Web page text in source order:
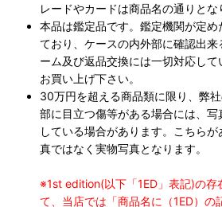
レードやカードは商品名の通りとな
本品は鑑定品です。鑑定機関が定
ており、ケースの内外部に確認出
ーム及び返品交換には一切対応し
お買い上げ下さい。
30万円を超える商品類に限り、弊
部に目立つ傷等がある場合には、
している場合があります。こちら
真ではなく実物写真となります。
※1st edition(以下「1ED」表記)の存
て、当店では「商品名に（1ED）の